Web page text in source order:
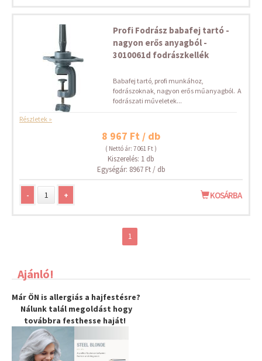
Profi Fodrász babafej tartó -
nagyon erős anyagból -
3010061d fodrászkellék
Babafej tartó, profi munkához,
fodrászoknak, nagyon erős műanyagból. A
fodrászati műveletek...
Részletek »
8 967 Ft / db
( Nettó ár: 7 061 Ft )
Kiszerelés: 1 db
Egységár: 8967 Ft / db
- + KOSÁRBA
1
Ajánló!
Már ÖN is allergiás a hajfestésre?
Nálunk talál megoldást hogy
továbbra festhesse haját!